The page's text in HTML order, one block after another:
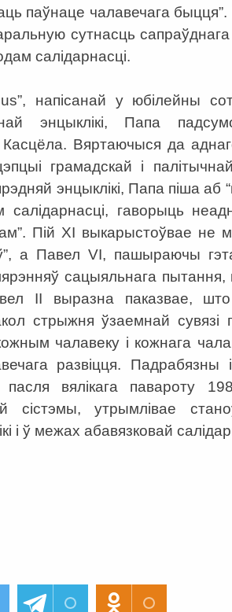
паўнаце чалавечага
сутнасць сапраўднага
салідарнасці.
напісанай у юбілейны
энцыклікі, Папа
Вяртаючыся да
грамадскай і палітычнай
энцыклікі, Папа піша аб
гаворыць
Пій ХІ выкарыстоўвае не
а Павел VI, пашыраючы
сацыяльнага
ІІ выразна паказвае,
стрыжня ўзаемнай сувязі
чалавеку і кожнага
развіцця. Падрабязны
вялікага павароту
сістэмы, утрымлівае
і ў межах абавязковай